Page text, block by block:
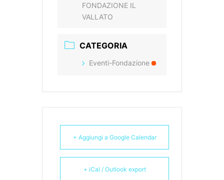
FONDAZIONE IL
VALLATO
CATEGORIA
Eventi-Fondazione
+ Aggiungi a Google Calendar
+ iCal / Outlook export